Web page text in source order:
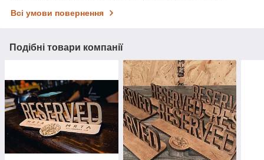
Всі умови повернення
Подібні товари компанії